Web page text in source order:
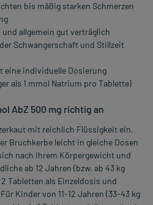
bis mäßig starken Schmerzen
allgemein gut verträglich
Schwangerschaft und Stillzeit
eine individuelle Dosierung
als 1 mmol Natrium pro Tablette)
AbZ 500 mg richtig an
mit reichlich Flüssigkeit ein.
Bruchkerbe leicht in gleiche Dosen
nach Ihrem Körpergewicht und
ab 12 Jahren (bzw. ab 43 kg
Tabletten als Einzeldosis und
Kinder von 11-12 Jahren (33-43 kg